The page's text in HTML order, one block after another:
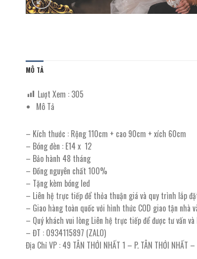
MÔ TẢ
Lượt Xem : 305
Mô Tả
– Kích thước : Rộng 110cm + cao 90cm + xích 60cm
– Bóng đèn : E14 x 12
– Bảo hành 48 tháng
– Đồng nguyên chất 100%
– Tặng kèm bóng led
– Liên hệ trực tiếp để thỏa thuận giá và quy trình lắp
– Giao hàng toàn quốc với hình thức COD giao tận nhà
– Quý khách vui lòng Liên hệ trực tiếp để được tư vấn
– ĐT : 0934115897 (ZALO)
Địa Chỉ VP : 49 TÂN THỚI NHẤT 1 – P. TÂN THỚI NHẤT